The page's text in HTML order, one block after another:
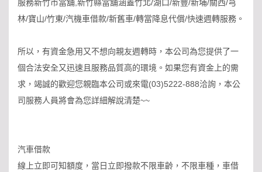
服務新竹市當舖,新竹縣當舖涵蓋竹北/湖口/新豐/新埔/關西/芎
林/寶山/竹東/汽機車借款/新舊車/轉當降息代償/快速週轉服務。
所以，有資金急用又不想向親友週轉時，本公司為您提供了一
個合法安全又迅速且服務品質高的環境。如果您有資金上的需
求，竭誠的歡迎您親臨本公司或來電(03)5222-888洽詢，本公
司服務人員將會為您詳細解說清楚~~
汽車借款
線上立即可知額度，當日立即撥款不限車齡，不限車種，車借